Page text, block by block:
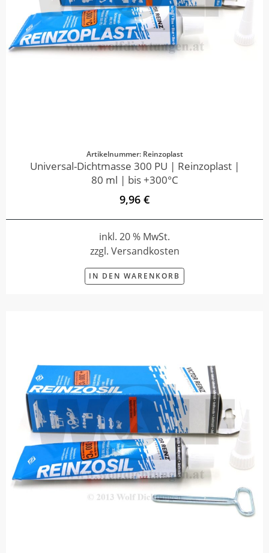
Artikelnummer: Reinzoplast
Universal-Dichtmasse 300 PU | Reinzoplast |
80 ml | bis +300°C
9,96 €
inkl. 20 % MwSt.
zzgl. Versandkosten
IN DEN WARENKORB